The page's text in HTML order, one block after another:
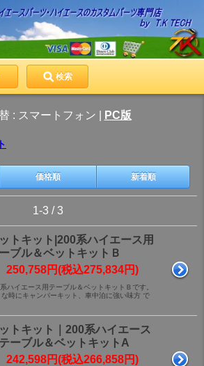
検索
: スマートフォン PC版
価格順 新着順
1-3 / 3
トキット|200系ハイエース用
ブル＆ベットキットＢ
250,758円(税込275,834円)
ハイエース用テーブル＆ベットキットＢです。
な時にキャンパーキット、車中泊に強い味方 で
トキット｜200系ハイエース
ーブル＆ベットキットA
242,598円(税込266,858円)